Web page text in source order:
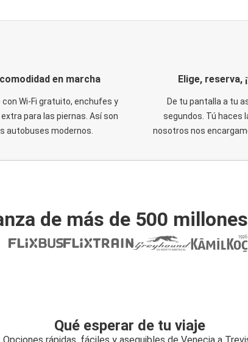
en marcha
con Wi-Fi gratuito, enchufes y
para las piernas. Así son
autobuses modernos.
Elige, reserva,
De tu pantalla a tu
segundos. Tú haces
nosotros nos
de más de 500
Qué esperar de tu viaje